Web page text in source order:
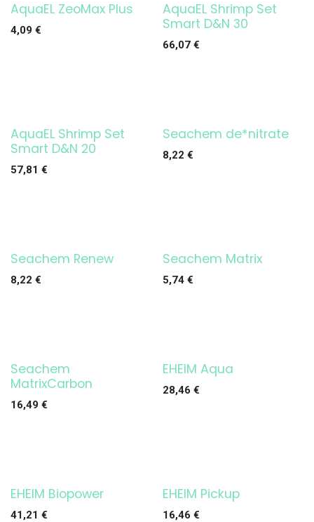
AquaEL ZeoMax Plus
4,09 € ¡OFERTA!
AquaEL Shrimp Set
Smart D&N 30
66,07€
¡OFERTA!
AquaEL Shrimp Set
Smart D&N 20
57,81 €
Seachem de*nitrate
8,22 €
Seachem Renew
8,22 €
Seachem Matrix
5,74€
Seachem
MatrixCarbon
16,49 €
¡OFERTA!
EHEIM Aqua
28,46 €
¡OFERTA!
EHEIM Biopower
41,21 € ¡OFERTA!
EHEIM Pickup
16,46 €